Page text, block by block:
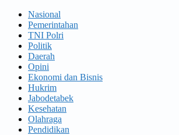
Nasional
Pemerintahan
TNI Polri
Politik
Daerah
Opini
Ekonomi dan Bisnis
Hukrim
Jabodetabek
Kesehatan
Olahraga
Pendidikan